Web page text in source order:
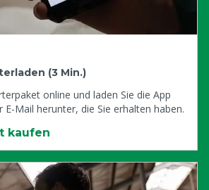
(3 Min.)
online und laden Sie die App
E-Mail herunter, die Sie erhalten haben.
kaufen